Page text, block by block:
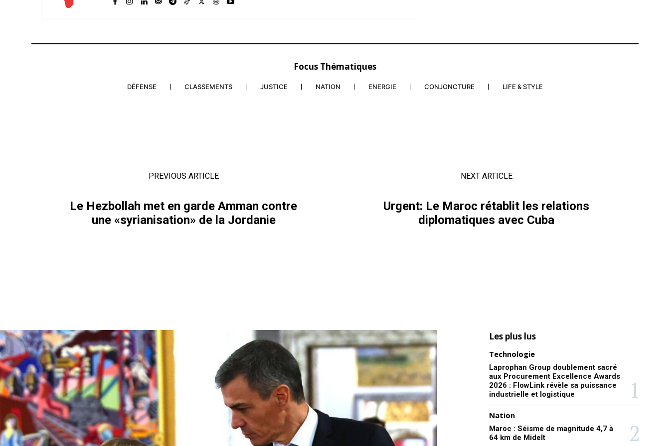
Focus Thématiques
DÉFENSE CLASSEMENTS JUSTICE NATION ENERGIE CONJONCTURE LIFE & STYLE
PREVIOUS ARTICLE
Le Hezbollah met en garde Amman contre
une «syrianisation» de la Jordanie
NEXT ARTICLE
Urgent: Le Maroc rétablit les relations
diplomatiques avec Cuba